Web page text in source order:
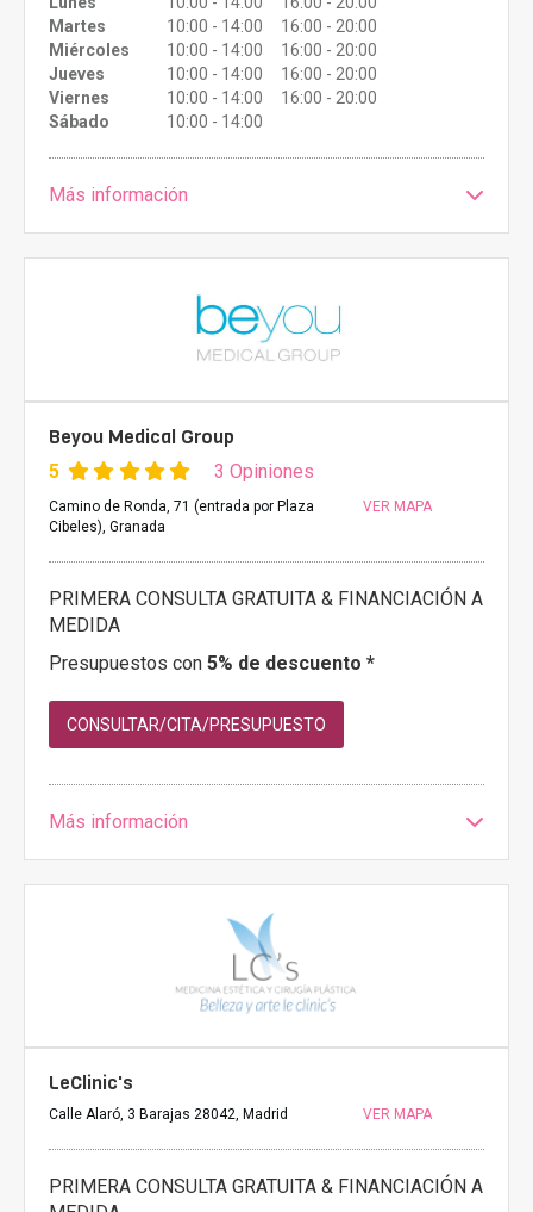
Martes
10:00 - 14:00 16:00 - 20:00
Miércoles
10:00 - 14:00 16:00 - 20:00
Jueves
10:00 - 14:00 16:00 - 20:00
Viernes
10:00 - 14:00 16:00 - 20:00
Sábado
10:00 - 14:00
Más información
Beyou Medical Group
5 3 Opiniones
Camino de Ronda, 71 (entrada por Plaza
Cibeles), Granada
VER MAPA
PRIMERA CONSULTA GRATUITA & FINANCIACIÓN A
MEDIDA
Presupuestos con 5% de descuento *
CONSULTAR/CITA/PRESUPUESTO
Más información
LeClinic's
Calle Alaró, 3 Barajas 28042, Madrid VER MAPA
PRIMERA CONSULTA GRATUITA & FINANCIACIÓN A